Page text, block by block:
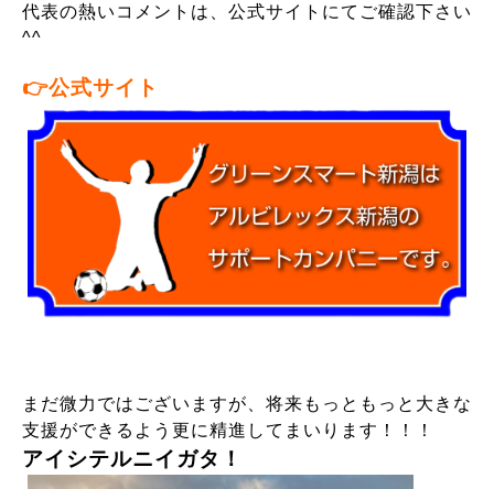
代表の熱いコメントは、公式サイトにてご確認下さい
^^
👉公式サイト
まだ微力ではございますが、将来もっともっと大きな
支援ができるよう更に精進してまいります！！！
アイシテルニイガタ！